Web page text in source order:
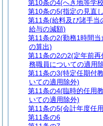
第10条の4(へき地等学
第10条の5(指定の見直
第11条(給料及び諸手当
給与の減額)
第11条の2(勤務1時間当
の算出)
第11条の2の2(定年前再
務職員についての適用
第11条の3(特定任期付
いての適用除外)
第11条の4(臨時的任用
いての適用除外)
第11条の5(会計年度任
第11条の6